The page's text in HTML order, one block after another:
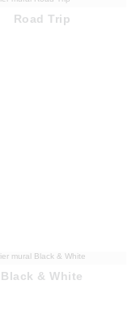
Road Trip
Black & White